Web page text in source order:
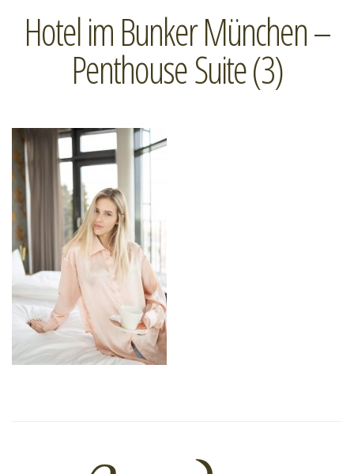
Hotel im Bunker München –
Penthouse Suite (3)